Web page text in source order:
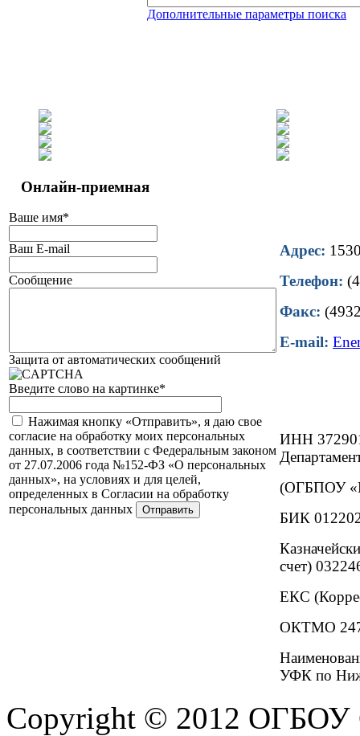
Дополнительные параметры поиска
Онлайн-приемная
Ваше имя*
Ваш E-mail
Сообщение
Защита от автоматических сообщений
Введите слово на картинке*
Нажимая кнопку «Отправить», я даю свое
согласие на обработку моих персональных
данных, в соответствии с Федеральным законом
от 27.07.2006 года №152-ФЗ «О персональных
данных», на условиях и для целей,
определенных в Согласии на обработку
персональных данных
Адрес:
Телефон:
Факс:
E-mail:
ИНН
(ОГБПОУ
БИК
счет)
ЕКС
ОКТМО
УФК по
Copyright © 2012 ОГБОУ